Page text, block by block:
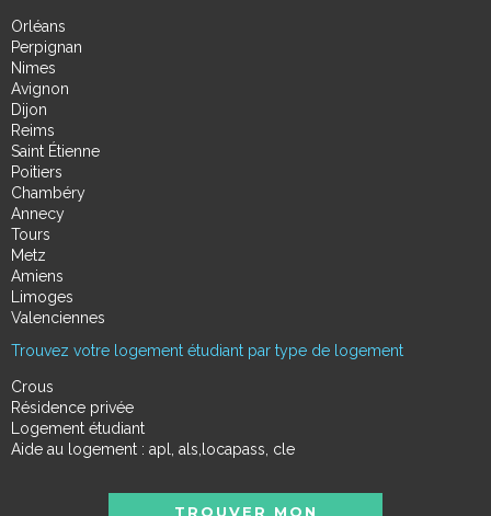
Orléans
Perpignan
Nimes
Avignon
Dijon
Reims
Saint Étienne
Poitiers
Chambéry
Annecy
Tours
Metz
Amiens
Limoges
Valenciennes
Trouvez votre logement étudiant par type de logement
Crous
Résidence privée
Logement étudiant
Aide au logement : apl, als,locapass, cle
TROUVER MON